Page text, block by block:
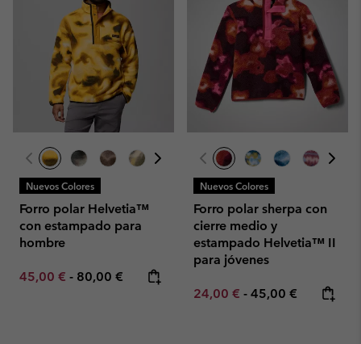
Nuevos Colores
Forro polar Helvetia™
con estampado para
hombre
Minimum sale price:
45,00 € - Maximum price:
80,00 €
Nuevos Colores
Forro polar sherpa con
cierre medio y
estampado Helvetia™ II
para jóvenes
Minimum sale price:
24,00 € - Maximum price:
45,00 €